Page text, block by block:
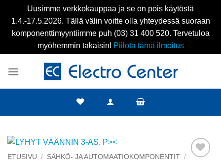
Uusimme verkkokauppaa ja se on pois käytöstä
1.4.-17.5.2026. Tällä välin voitte olla yhteydessä suoraan
komponenttimyyntiimme puh (03) 31 400 520. Tervetuloa
myöhemmin takaisin! Piilota tämä ilmoitus
ETUSIVU / SÄHKÖ- JA AUTOMAATIOKOMPONENTIT /